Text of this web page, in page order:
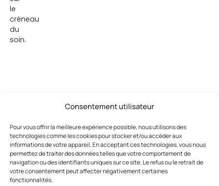
Consentement utilisateur
Pour vous offrir la meilleure expérience possible, nous utilisons des
technologies comme les cookies pour stocker et/ou accéder aux
informations de votre appareil. En acceptant ces technologies, vous nous
permettez de traiter des données telles que votre comportement de
navigation ou des identifiants uniques sur ce site. Le refus ou le retrait de
votre consentement peut affecter négativement certaines
fonctionnalités.
le
créneau
du
soin.
Ces articles pourraient vous
intéresser
Voir
tout